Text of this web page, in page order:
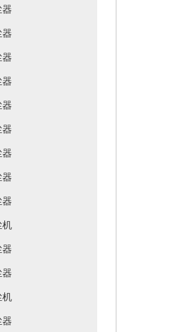
器
器
器
器
器
器
器
器
器
机
器
器
机
器